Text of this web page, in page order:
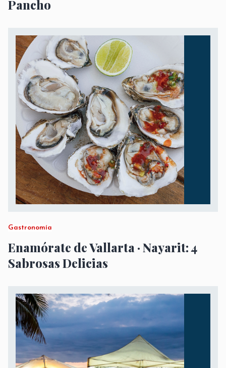
Pancho
Gastronomía
Enamórate de Vallarta · Nayarit: 4
Sabrosas Delicias